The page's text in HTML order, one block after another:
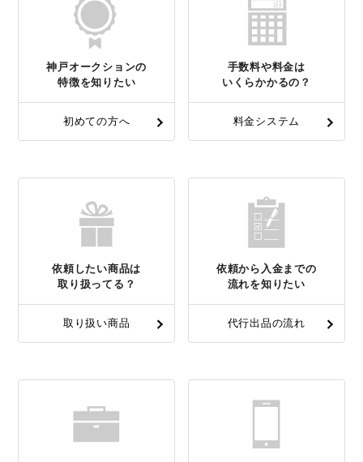
神戸オークションの
特徴を知りたい
初めての方へ
手数料や料金は
いくらかかるの？
料金システム
依頼したい商品は
取り扱ってる？
取り扱い商品
依頼から入金までの
流れを知りたい
代行出品の流れ